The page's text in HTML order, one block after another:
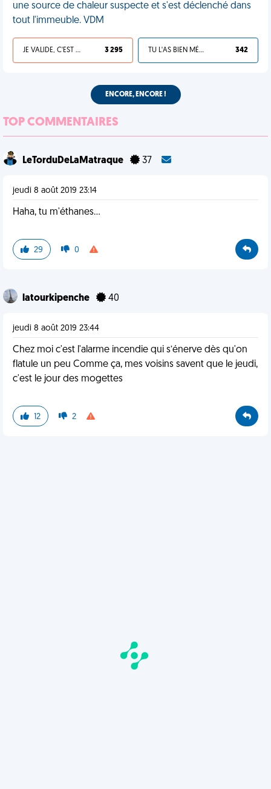
une source de chaleur suspecte et s'est déclenché dans
tout l'immeuble. VDM
JE VALIDE, C'EST UNE VDM 3 295 TU L'AS BIEN MÉRITÉ 342
ENCORE, ENCORE !
TOP COMMENTAIRES
LeTorduDeLaMatraque 37
jeudi 8 août 2019 23:14
Haha, tu m'éthanes...
29 0
latourkipenche 40
jeudi 8 août 2019 23:44
Chez moi c'est l'alarme incendie qui s’énerve dès qu'on
flatule un peu Comme ça, mes voisins savent que le jeudi,
c'est le jour des mogettes
12 2